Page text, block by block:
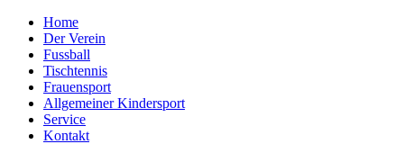
Home
Der Verein
Fussball
Tischtennis
Frauensport
Allgemeiner Kindersport
Service
Kontakt